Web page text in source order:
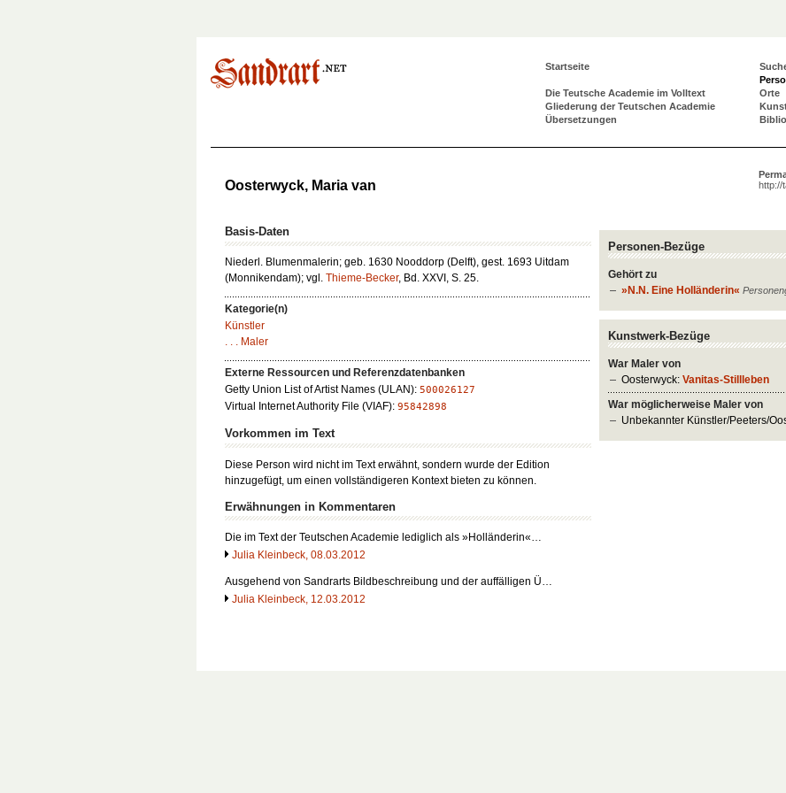
Startseite
Die Teutsche Academie im Volltext
Gliederung der Teutschen Academie
Übersetzungen
Orte
http://
Oosterwyck, Maria van
Personen-Bezüge
Gehört zu
»N.N. Eine Holländerin«
Kunstwerk-Bezüge
War Maler von
Oosterwyck:Vanitas-Stillleben
War möglicherweise Maler von
Unbekannter Künstler/Peeters/
Basis-Daten
Niederl. Blumenmalerin; geb. 1630 Nooddorp (Delft), gest. 1693 Uitdam
(Monnikendam); vgl. Thieme-Becker, Bd. XXVI, S. 25.
Kategorie(n)
Künstler
. . . Maler
Externe Ressourcen und Referenzdatenbanken
Getty Union List of Artist Names (ULAN): 500026127
Virtual Internet Authority File (VIAF): 95842898
Vorkommen im Text
Diese Person wird nicht im Text erwähnt, sondern wurde der Edition
hinzugefügt, um einen vollständigeren Kontext bieten zu können.
Erwähnungen in Kommentaren
Die im Text der Teutschen Academie lediglich als »Holländerin«…
Julia Kleinbeck, 08.03.2012
Ausgehend von Sandrarts Bildbeschreibung und der auffälligen Ü…
Julia Kleinbeck, 12.03.2012